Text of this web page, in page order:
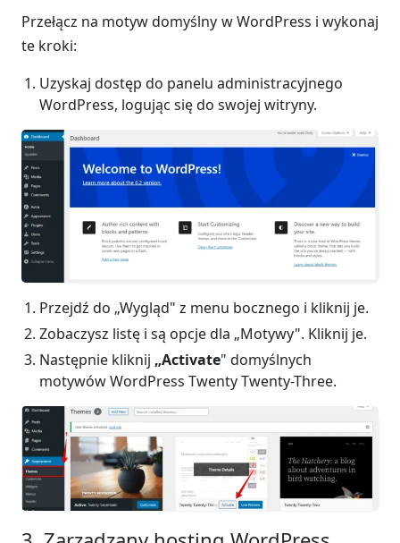
Przełącz na motyw domyślny w WordPress i wykonaj
te kroki:
Uzyskaj dostęp do panelu administracyjnego
WordPress, logując się do swojej witryny.
Przejdź do „Wygląd" z menu bocznego i kliknij je.
Zobaczysz listę i są opcje dla „Motywy". Kliknij je.
Następnie kliknij „Activate" domyślnych
motywów WordPress Twenty Twenty-Three.